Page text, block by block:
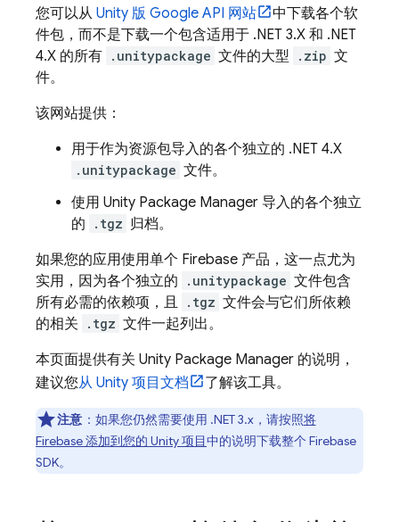
您可以从 Unity 版 Google API 网站
中下载各个软
件包，而不是下载一个包含适用于 .NET 3.X 和 .NET
4.X 的所有 .unitypackage 文件的大型 .zip 文
件。
该网站提供：
用于作为资源包导入的各个独立的 .NET 4.X
.unitypackage 文件。
使用 Unity Package Manager 导入的各个独立
的
.tgz 归档。
如果您的应用使用单个 Firebase 产品，这一点尤为
实用，因为各个独立的
.unitypackage 文件包含
所有必需的依赖项，且 .tgz 文件会与它们所依赖
的相关
.tgz 文件一起列出。
本页面提供有关 Unity Package Manager 的说明，
建议您从 Unity 项目文档 了解该工具。
注意 ：如果您仍然需要使用 .NET 3.x，请按照将
Firebase 添加到您的 Unity 项目中的说明下载整个 Firebase
SDK。